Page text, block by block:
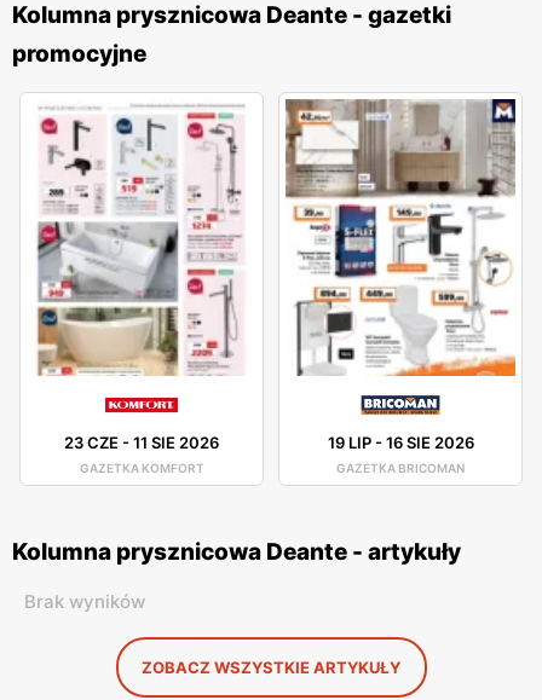
Kolumna prysznicowa Deante - gazetki
promocyjne
23 CZE-11 SIE 2026
GAZETKA KOMFORT
19 LIP-16 SIE 2026
GAZETKA BRICOMAN
Kolumna prysznicowa Deante - artykuły
Brak wyników
ZOBACZ WSZYSTKIE ARTYKUŁY